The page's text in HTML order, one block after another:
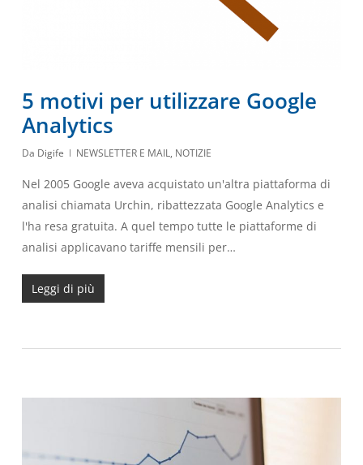
5 motivi per utilizzare Google
Analytics
Da Digife NEWSLETTER E MAIL, NOTIZIE
Nel 2005 Google aveva acquistato un'altra piattaforma di
analisi chiamata Urchin, ribattezzata Google Analytics e
l'ha resa gratuita. A quel tempo tutte le piattaforme di
analisi applicavano tariffe mensili per…
Leggi di più